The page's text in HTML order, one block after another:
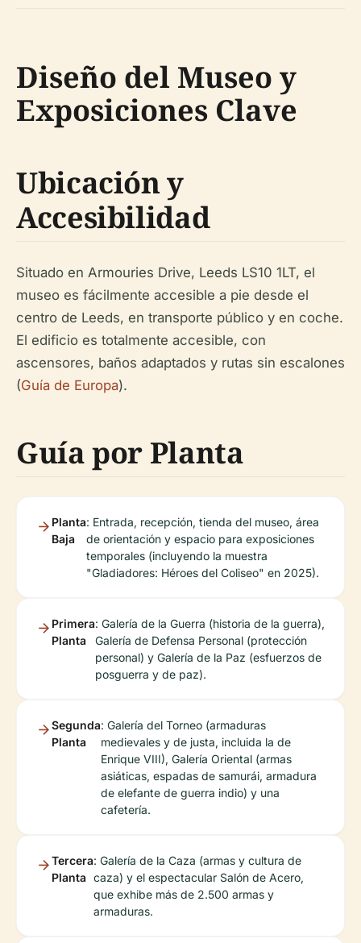
Diseño del Museo y
Exposiciones Clave
Ubicación y
Accesibilidad
Situado en Armouries Drive, Leeds LS10 1LT, el
museo es fácilmente accesible a pie desde el
centro de Leeds, en transporte público y en coche.
El edificio es totalmente accesible, con
ascensores, baños adaptados y rutas sin escalones
(Guía de Europa).
Guía por Planta
Planta
Baja
: Entrada, recepción, tienda del museo, área
de orientación y espacio para exposiciones
temporales (incluyendo la muestra
"Gladiadores: Héroes del Coliseo" en 2025).
Primera
Planta
: Galería de la Guerra (historia de la guerra),
Galería de Defensa Personal (protección
personal) y Galería de la Paz (esfuerzos de
posguerra y de paz).
Segunda
Planta
: Galería del Torneo (armaduras
medievales y de justa, incluida la de
Enrique VIII), Galería Oriental (armas
asiáticas, espadas de samurái, armadura
de elefante de guerra indio) y una
cafetería.
Tercera
Planta
: Galería de la Caza (armas y cultura de
caza) y el espectacular Salón de Acero,
que exhibe más de 2.500 armas y
armaduras.